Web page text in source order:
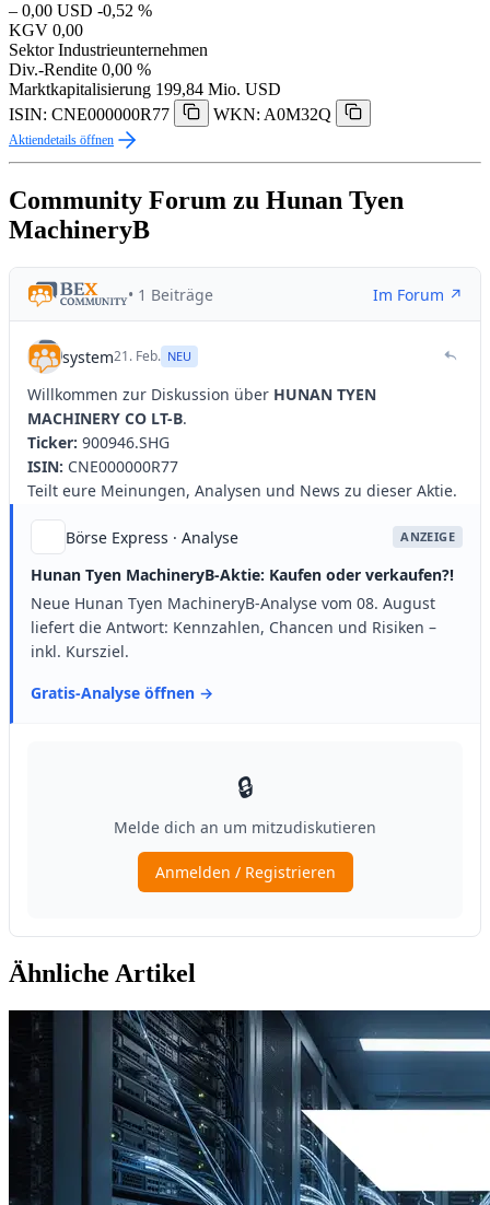
– 0,00 USD -0,52 %
KGV 0,00
Sektor Industrieunternehmen
Div.-Rendite 0,00 %
Marktkapitalisierung 199,84 Mio. USD
ISIN: CNE000000R77
WKN: A0M32Q
Aktiendetails öffnen
Community Forum zu Hunan Tyen
MachineryB
Ähnliche Artikel